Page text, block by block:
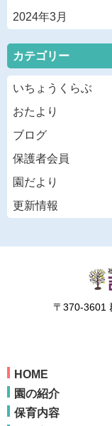
2024年3月
カテゴリー
いちょうくらぶ
おたより
ブログ
保護者会員
園だより
更新情報
〒370-3601
HOME
園の紹介
保育内容